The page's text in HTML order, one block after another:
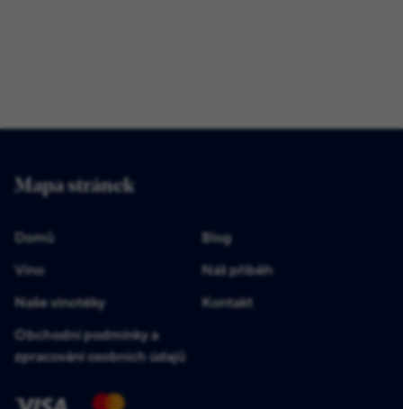
Mapa stránek
Domů
Blog
Víno
Náš příběh
Naše vinotéky
Kontakt
Obchodní podmínky a
zpracování osobních údajů